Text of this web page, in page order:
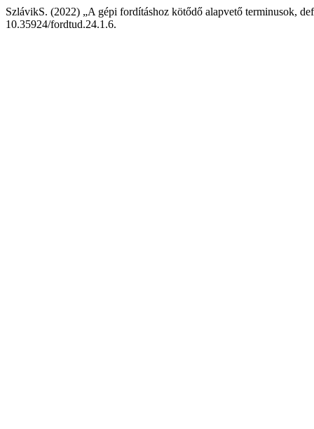
SzlávikS. (2022) „A gépi fordításhoz kötődő alapvető terminusok,
10.35924/fordtud.24.1.6.